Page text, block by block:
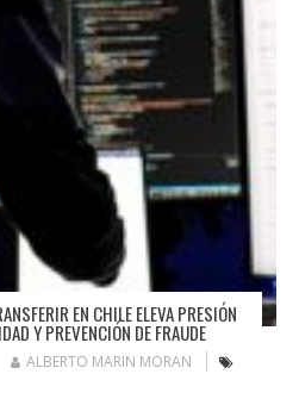
EN CHILE ELEVA PRESIÓN
Y PREVENCIÓN DE FRAUDE
ALBERTO MARIN MORAN